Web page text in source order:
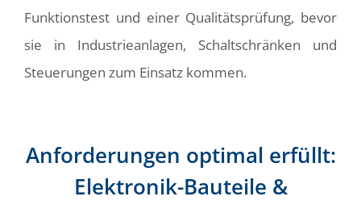
Funktionstest und einer Qualitätsprüfung, bevor
sie in Industrieanlagen, Schaltschränken und
Steuerungen zum Einsatz kommen.
Anforderungen optimal erfüllt:
Elektronik-Bauteile &